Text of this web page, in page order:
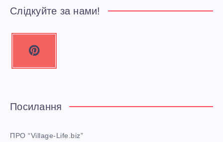
Н
О
В
М
2
Слідкуйте за нами!
e
e
Посилання
ПРО “Village-Life.biz”